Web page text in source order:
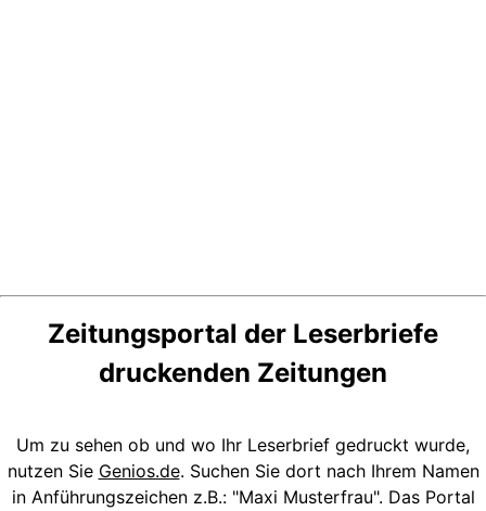
Zeitungsportal der Leserbriefe
druckenden Zeitungen
Um zu sehen ob und wo Ihr Leserbrief gedruckt wurde,
nutzen Sie Genios.de. Suchen Sie dort nach Ihrem Namen
in Anführungszeichen z.B.: "Maxi Musterfrau". Das Portal